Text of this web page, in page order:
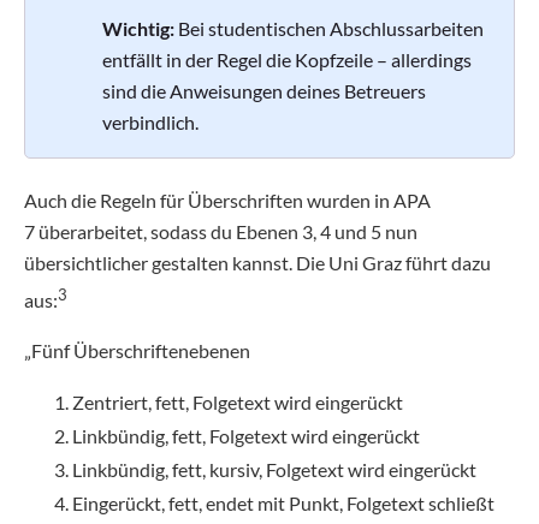
Wichtig: Bei studentischen Abschlussarbeiten
entfällt in der Regel die Kopfzeile – allerdings
sind die Anweisungen deines Betreuers
verbindlich.
Auch die Regeln für Überschriften wurden in APA
7 überarbeitet, sodass du Ebenen 3, 4 und 5 nun
übersichtlicher gestalten kannst. Die Uni Graz führt dazu
aus:3
„Fünf Überschriftenebenen
Zentriert, fett, Folgetext wird eingerückt
Linkbündig, fett, Folgetext wird eingerückt
Linkbündig, fett, kursiv, Folgetext wird eingerückt
Eingerückt, fett, endet mit Punkt, Folgetext schließt